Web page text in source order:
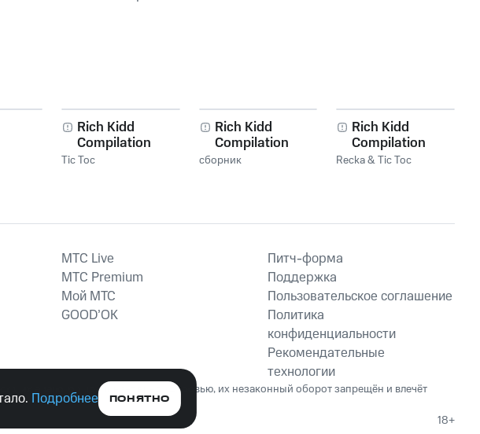
Rich Kidd
Compilation
Volume 3 Running
Tic Toc
Rich Kidd
Compilation
Volume 3 "Running
сборник
Rich Kidd
Compilation
Volume 2
Recka & Tic Toc
MTС Live
MTС Premium
Мой МТС
GOOD’OK
Питч-форма
Поддержка
Пользовательское соглашение
Политика
конфиденциальности
Рекомендательные
технологии
их аналогов причиняет вред здоровью, их незаконный оборот запрещён и влечёт
18+
Подробнее ПОНЯТНО